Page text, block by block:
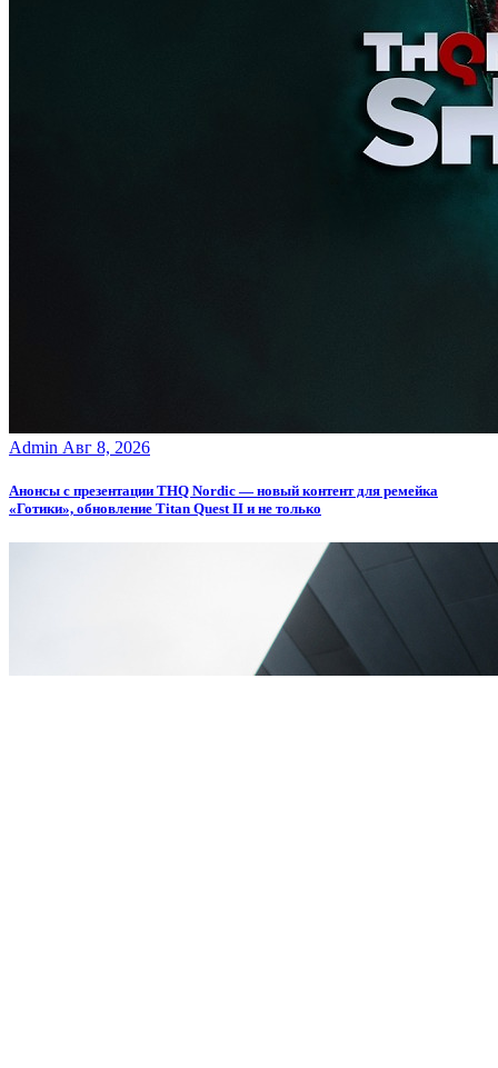
Admin Авг 8, 2026
Анонсы с презентации THQ Nordic — новый контент для ремейка
«Готики», обновление Titan Quest II и не только